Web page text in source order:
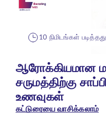
10 நிமிடங்கள் படித்தது
ஆரோக்கியமான
சருமத்திற்கு
உணவுகள்
கட்டுரையை வாசிக்கலாம்